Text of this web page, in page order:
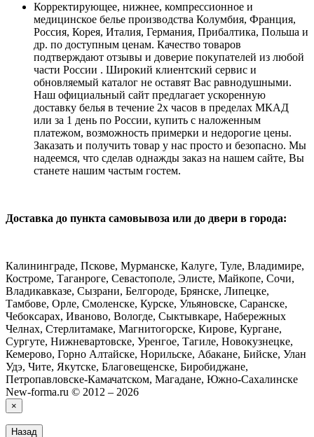
Корректирующее, нижнее, компрессионное и
медицинское белье производства Колумбия, Франция,
Россия, Корея, Италия, Германия, Прибалтика, Польша и
др. по доступным ценам. Качество товаров
подтверждают отзывы и доверие покупателей из любой
части России . Широкий клиентский сервис и
обновляемый каталог не оставят Вас равнодушными.
Наш официальный сайт предлагает ускоренную
доставку белья в течение 2х часов в пределах МКАД
или за 1 день по России, купить с наложенным
платежом, возможность примерки и недорогие цены.
Заказать и получить товар у нас просто и безопасно. Мы
надеемся, что сделав однажды заказ на нашем сайте, Вы
станете нашим частым гостем.
Доставка до пункта самовывоза или до двери в города:
Калининграде, Пскове, Мурманске, Калуге, Туле, Владимире,
Костроме, Таганроге, Севастополе, Элисте, Майкопе, Сочи,
Владикавказе, Сызрани, Белгороде, Брянске, Липецке,
Тамбове, Орле, Смоленске, Курске, Ульяновске, Саранске,
Чебоксарах, Иваново, Вологде, Сыктывкаре, Набережных
Челнах, Стерлитамаке, Магнитогорске, Кирове, Кургане,
Сургуте, Нижневартовске, Уренгое, Тагиле, Новокузнецке,
Кемерово, Горно Алтайске, Норильске, Абакане, Бийске, Улан
Удэ, Чите, Якутске, Благовещенске, Биробиджане,
Петропавловске-Камачатском, Магадане, Южно-Сахалинске
New-forma.ru © 2012 – 2026
×
Назад